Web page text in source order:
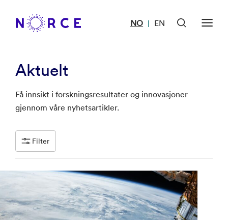
NO | EN
Aktuelt
Få innsikt i forskningsresultater og innovasjoner
gjennom våre nyhetsartikler.
Filter